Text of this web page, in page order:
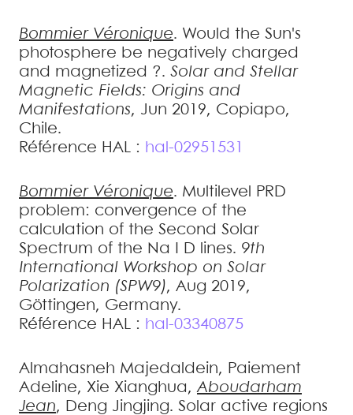
Bommier Véronique. Would the Sun's
photosphere be negatively charged
and magnetized ?. Solar and Stellar
Magnetic Fields: Origins and
Manifestations, Jun 2019, Copiapo,
Chile.
Référence HAL : hal-02951531
Bommier Véronique. Multilevel PRD
problem: convergence of the
calculation of the Second Solar
Spectrum of the Na I D lines. 9th
International Workshop on Solar
Polarization (SPW9), Aug 2019,
Göttingen, Germany.
Référence HAL : hal-03340875
Almahasneh Majedaldein, Paiement
Adeline, Xie Xianghua,Aboudarham
Jean, Deng Jingjing. Solar active regions